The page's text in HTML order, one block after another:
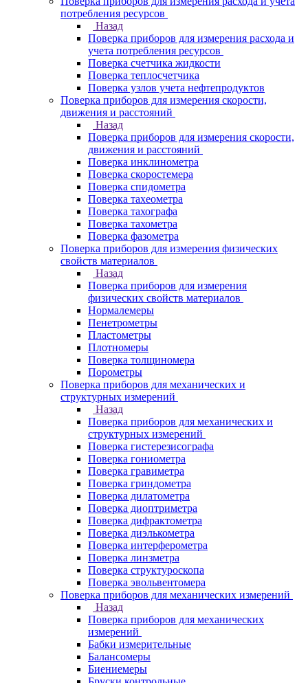
потребления ресурсов
Назад
Поверка приборов для измерения расхода и
учета потребления ресурсов
Поверка счетчика жидкости
Поверка теплосчетчика
Поверка узлов учета нефтепродуктов
Поверка приборов для измерения скорости,
движения и расстояний
Назад
Поверка приборов для измерения скорости,
движения и расстояний
Поверка инклинометра
Поверка скоростемера
Поверка спидометра
Поверка тахеометра
Поверка тахографа
Поверка тахометра
Поверка фазометра
Поверка приборов для измерения физических
свойств материалов
Назад
Поверка приборов для измерения
физических свойств материалов
Нормалемеры
Пенетрометры
Пластометры
Плотномеры
Поверка толщиномера
Порометры
Поверка приборов для механических и
структурных измерений
Назад
Поверка приборов для механических и
структурных измерений
Поверка гистерезисографа
Поверка гониометра
Поверка гравиметра
Поверка гриндометра
Поверка дилатометра
Поверка диоптриметра
Поверка дифрактометра
Поверка диэлькометра
Поверка интерферометра
Поверка линзметра
Поверка структуроскопа
Поверка эвольвентомера
Поверка приборов для механических измерений
Назад
Поверка приборов для механических
измерений
Бабки измерительные
Балансомеры
Биениемеры